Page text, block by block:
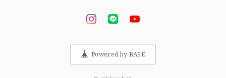
Powered by BASE